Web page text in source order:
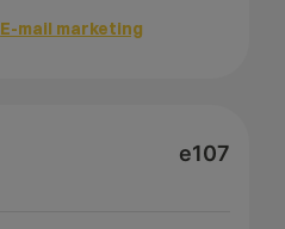
E-mail marketing
e107